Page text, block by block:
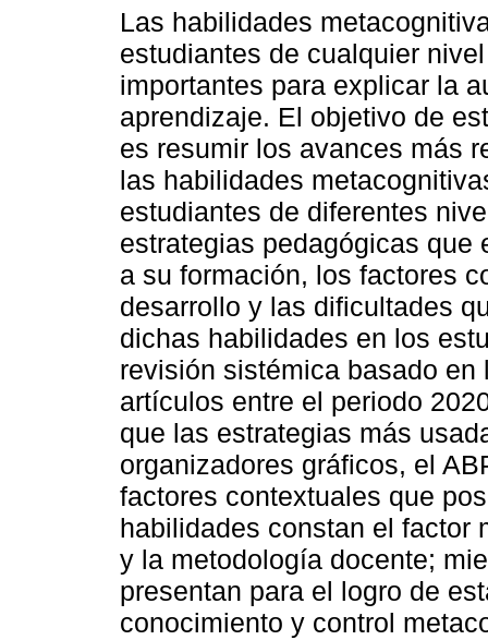
Las habilidades
estudiantes de cualquier
importantes para explicar la
aprendizaje. El objetivo de
es resumir los avances más
las habilidades
estudiantes de diferentes
estrategias pedagógicas que
a su formación, los factores
desarrollo y las dificultades
dichas habilidades en los
revisión sistémica basado
artículos entre el periodo
que las estrategias más
organizadores gráficos, el
factores contextuales que
habilidades constan el factor
y la metodología docente;
presentan para el logro de
conocimiento y control